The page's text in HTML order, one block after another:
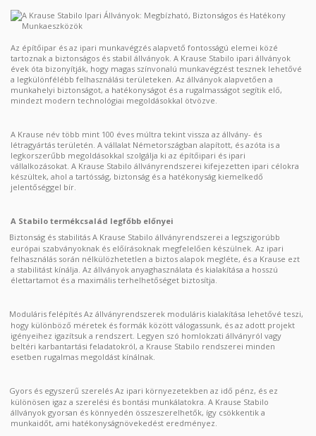
Az építőipar és az ipari munkavégzés alapvető fontosságú elemei közé
tartoznak a biztonságos és stabil állványok. A Krause Stabilo ipari állványok
évek óta bizonyítják, hogy magas színvonalú munkavégzést tesznek lehetővé
a legkülönfélébb felhasználási területeken. Az állványok alapvetően a
munkahelyi biztonságot, a hatékonyságot és a rugalmasságot segítik elő,
mindezt modern technológiai megoldásokkal ötvözve.
A Krause név több mint 100 éves múltra tekint vissza az állvány- és
létragyártás területén. A vállalat Németországban alapított, és azóta is a
legkorszerűbb megoldásokkal szolgálja ki az építőipari és ipari
vállalkozásokat. A Krause Stabilo állványrendszerei kifejezetten ipari célokra
készültek, ahol a tartósság, biztonság és a hatékonyság kiemelkedő
jelentőséggel bír.
A Stabilo termékcsalád legfőbb előnyei
Biztonság és stabilitás A Krause Stabilo állványrendszerei a legszigorúbb
európai szabványoknak és előírásoknak megfelelően készülnek. Az ipari
felhasználás során nélkülözhetetlen a biztos alapok megléte, és a Krause ezt
a stabilitást kínálja. Az állványok anyaghasználata és kialakítása a hosszú
élettartamot és a maximális terhelhetőséget biztosítja.
Moduláris felépítés Az állványrendszerek moduláris kialakítása lehetővé teszi,
hogy különböző méretek és formák között válogassunk, és az adott projekt
igényeihez igazítsuk a rendszert. Legyen szó homlokzati állványról vagy
beltéri karbantartási feladatokról, a Krause Stabilo rendszerei minden
esetben rugalmas megoldást kínálnak.
Gyors és egyszerű szerelés Az ipari környezetekben az idő pénz, és ez
különösen igaz a szerelési és bontási munkálatokra. A Krause Stabilo
állványok gyorsan és könnyedén összeszerelhetők, így csökkentik a
munkaidőt, ami hatékonyságnövekedést eredményez.